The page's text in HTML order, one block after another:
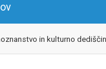
in kulturno